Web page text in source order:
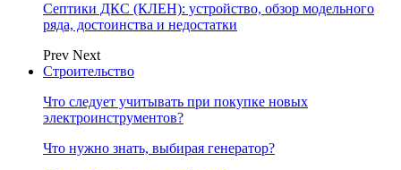
Септики ДКС (КЛЕН): устройство, обзор модельного
ряда, достоинства и недостатки
Prev Next
Строительство
Что следует учитывать при покупке новых
электроинструментов?
Что нужно знать, выбирая генератор?